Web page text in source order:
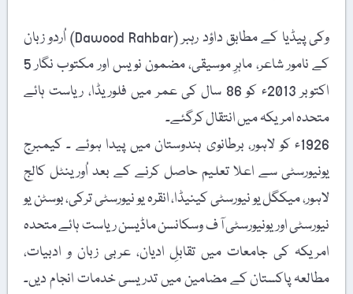
وکی پیڈیا کے مطابق داؤد رہبر (Dawood Rahbar) اُردو زبان
کے نامور شاعر، ماہرِ موسیقی، مضمون نویس اور مکتوب نگار 5
اکتوبر 2013ء کو 86 سال کی عمر میں فلوریڈا، ریاست ہائے
متحدہ امریکہ میں انتقال کرگئے۔
1926ء کو لاہور، برطانوی ہندوستان میں پیدا ہوئے ۔ کیمبرج
یونیورسٹی سے اعلا تعلیم حاصل کرنے کے بعد اُورینٹل کالج
لاہور، میکگل یو نیورسٹی کینیڈا، انقرہ یو نیورسٹی ترکی، بوسٹن یو
نیورسٹی اور یونیورسٹی آ ف وسکانسن ماڈیسن ریاست ہائے متحدہ
امریکہ کی جامعات میں تقابلِ ادیان، عربی زبان و ادبیات،
مطالعہ پاکستان کے مضامین میں تدریسی خدمات انجام دیں۔